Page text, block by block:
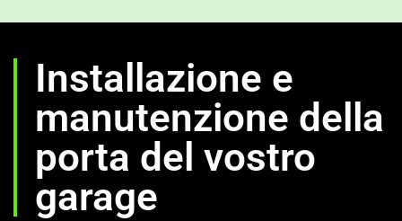
Installazione e
manutenzione della
porta del vostro
garage